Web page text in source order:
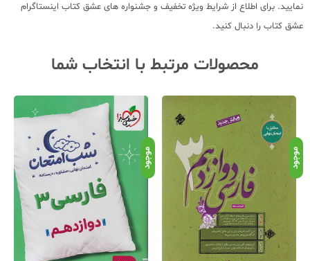
نمایید. برای اطلاع از شرایط ویژه تخفیف و جشنواره های عشق کتاب اینستاگرام
عشق کتاب را دنبال کنید.
محصولات مرتبط با انتخاب شما
موجود موجود